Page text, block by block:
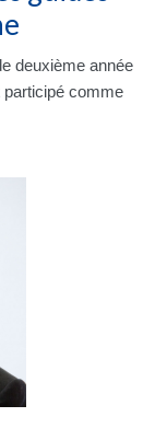
deuxième année
participé comme